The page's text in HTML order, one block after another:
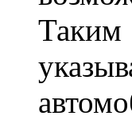
Таким